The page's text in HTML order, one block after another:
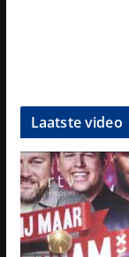
Laatste video